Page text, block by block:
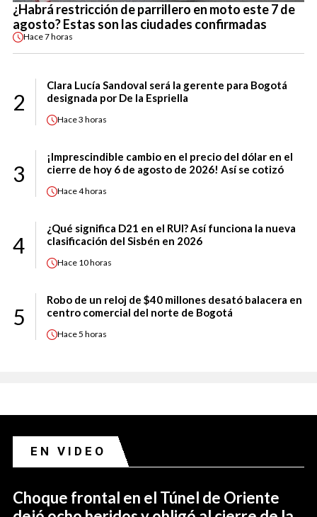
¿Habrá restricción de parrillero en moto este 7 de
agosto? Estas son las ciudades confirmadas
Hace7 horas
2
Clara Lucía Sandoval será la gerente para Bogotá
designada por De la Espriella
Hace3 horas
3
¡Imprescindible cambio en el precio del dólar en el
cierre de hoy 6 de agosto de 2026! Así se cotizó
Hace4 horas
4
¿Qué significa D21 en el RUI? Así funciona la nueva
clasificación del Sisbén en 2026
Hace 10 horas
5
Robo de un reloj de $40 millones desató balacera en
centro comercial del norte de Bogotá
Hace5 horas
EN VIDEO
Choque frontal en el Túnel de Oriente